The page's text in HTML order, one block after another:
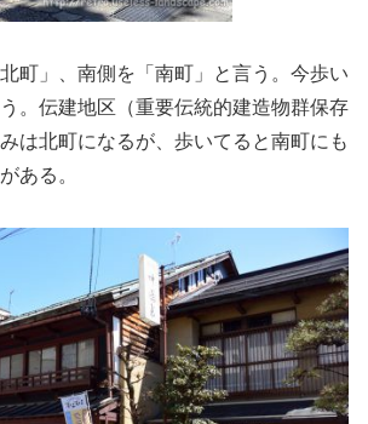
町」、南側を「南町」と言う。今歩い
。伝建地区（重要伝統的建造物群保存
は北町になるが、歩いてると南町にも
ある。